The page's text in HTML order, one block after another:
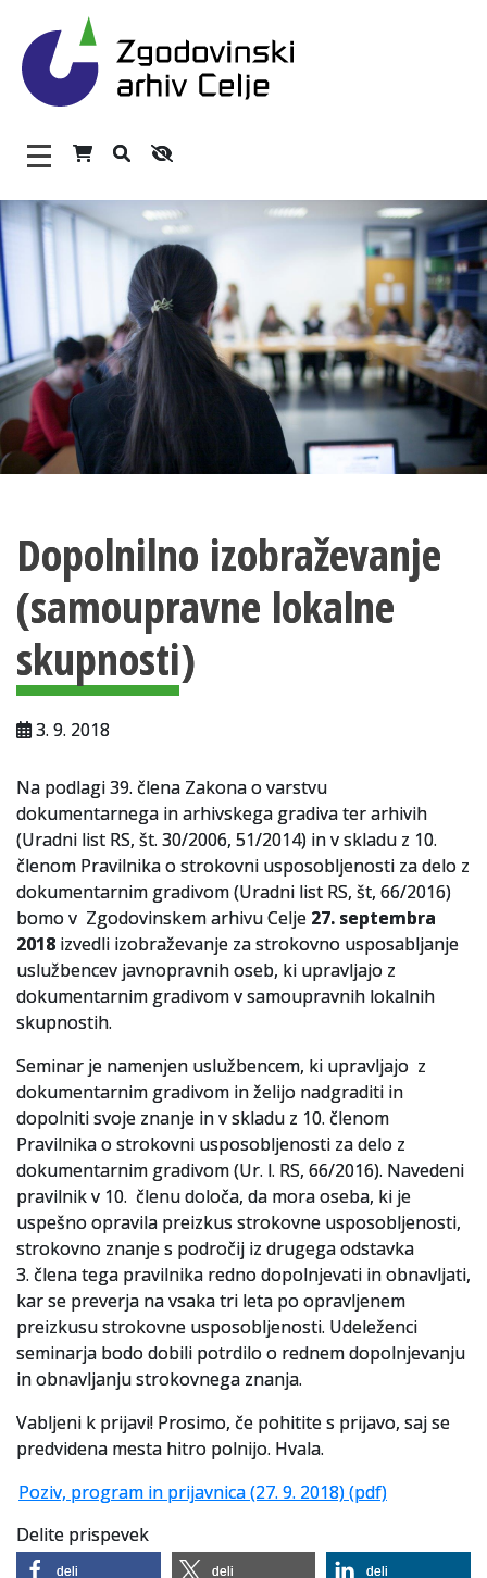
Zgodovinski arhiv Celje –
Glavni meni
O arhivu
Zaposleni
Povezave
Varstvo osebnih podatkov
Katalog informacij javnega značaja
Zakonodaja
Vloga za upravne namene
Vloga za čitalnico
Vodnik po fondih in zbirkah
VAČ – VIRTUALNA ARHIVSKA ČITALNICA
Za ustvarjalce
Strokovna usposabljanja za uslužbence
Gradivo
Register ustvarjalcev
Arhivske škatle
Projekti
Slovenski elektronski arhiv
Anonimka
Virtualni.ZAC
Publikacije
Dopolnilno izobraževanje
(samoupravne lokalne
skupnosti)
3. 9. 2018
Na podlagi 39. člena Zakona o varstvu
dokumentarnega in arhivskega gradiva ter arhivih
(Uradni list RS, št. 30/2006, 51/2014) in v skladu z 10.
členom Pravilnika o strokovni usposobljenosti za delo z
dokumentarnim gradivom (Uradni list RS, št, 66/2016)
bomo v Zgodovinskem arhivu Celje 27. septembra
2018 izvedli izobraževanje za strokovno usposabljanje
uslužbencev javnopravnih oseb, ki upravljajo z
dokumentarnim gradivom v samoupravnih lokalnih
skupnostih.
Seminar je namenjen uslužbencem, ki upravljajo z
dokumentarnim gradivom in želijo nadgraditi in
dopolniti svoje znanje in v skladu z 10. členom
Pravilnika o strokovni usposobljenosti za delo z
dokumentarnim gradivom (Ur. l. RS, 66/2016). Navedeni
pravilnik v 10. členu določa, da mora oseba, ki je
uspešno opravila preizkus strokovne usposobljenosti,
strokovno znanje s področij iz drugega odstavka
3. člena tega pravilnika redno dopolnjevati in obnavljati,
kar se preverja na vsaka tri leta po opravljenem
preizkusu strokovne usposobljenosti. Udeleženci
seminarja bodo dobili potrdilo o rednem dopolnjevanju
in obnavljanju strokovnega znanja.
Vabljeni k prijavi! Prosimo, če pohitite s prijavo, saj se
predvidena mesta hitro polnijo. Hvala.
Poziv, program in prijavnica (27. 9. 2018) (pdf)
Delite prispevek
deli deli deli